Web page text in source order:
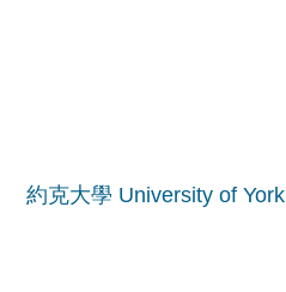
約克大學 University of York